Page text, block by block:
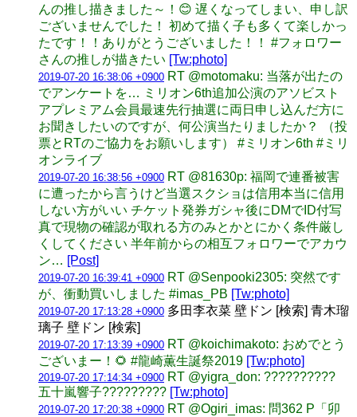
んの推し描きました～！😊 遅くなってしまい、申し訳
ございませんでした！ 初めて描く子も多くて楽しかっ
たです！！ありがとうございました！！ #フォロワー
さんの推しが描きたい [Tw:photo]
2019-07-20 16:38:06 +0900 RT @motomaku: 当落が出たの
でアンケートを… ミリオン6th追加公演のアソビスト
アプレミアム会員最速先行抽選に両日申し込んだ方に
お聞きしたいのですが、何公演当たりましたか？ （投
票とRTのご協力をお願いします） #ミリオン6th #ミリ
オンライブ
2019-07-20 16:38:56 +0900 RT @81630p: 福岡で連番被害
に遭ったから言うけど当選スクショは信用本当に信用
しない方がいい チケット発券ガシャ後にDMでID付写
真で現物の確認が取れる方のみとかとにかく条件厳し
くしてください 半年前からの相互フォロワーでアカウ
ン… [Post]
2019-07-20 16:39:41 +0900 RT @Senpooki2305: 突然です
が、衝動買いしました #imas_PB [Tw:photo]
2019-07-20 17:13:28 +0900 多田李衣菜 壁ドン [検索] 青木瑠
璃子 壁ドン [検索]
2019-07-20 17:13:39 +0900 RT @koichimakoto: おめでとう
ございまー！🌻 #龍崎薫生誕祭2019 [Tw:photo]
2019-07-20 17:14:34 +0900 RT @yigra_don: ??????????
五十嵐響子????????? [Tw:photo]
2019-07-20 17:20:38 +0900 RT @Ogiri_imas: 問362 P「卯